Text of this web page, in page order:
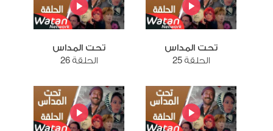
تحت المداس
الحلقة 25
تحت المداس
الحلقة 26